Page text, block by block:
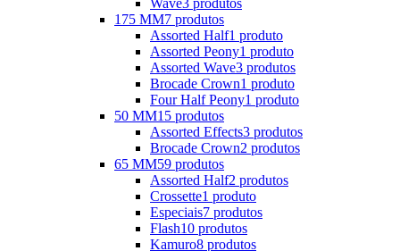
175 MM7 produtos
Assorted Half1 produto
Assorted Peony1 produto
Assorted Wave3 produtos
Brocade Crown1 produto
Four Half Peony1 produto
50 MM15 produtos
Assorted Effects3 produtos
Brocade Crown2 produtos
65 MM59 produtos
Assorted Half2 produtos
Crossette1 produto
Especiais7 produtos
Flash10 produtos
Kamuro8 produtos